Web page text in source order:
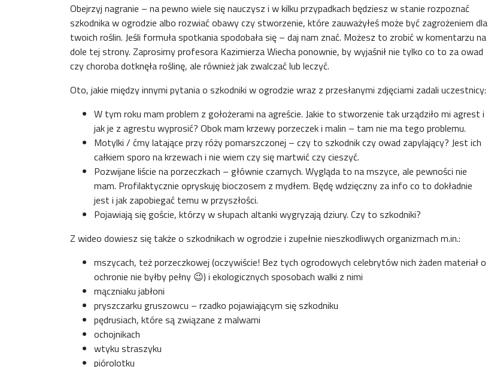
Obejrzyj nagranie – na pewno wiele się nauczysz i w kilku przypadkach będziesz w stanie rozpoznać
szkodnika w ogrodzie albo rozwiać obawy czy stworzenie, które zauważyłeś może być zagrożeniem dla
twoich roślin. Jeśli formuła spotkania spodobała się – daj nam znać. Możesz to zrobić w komentarzu na
dole tej strony. Zaprosimy profesora Kazimierza Wiecha ponownie, by wyjaśnił nie tylko co to za owad
czy choroba dotknęła roślinę, ale również jak zwalczać lub leczyć.
Oto, jakie między innymi pytania o szkodniki w ogrodzie wraz z przesłanymi zdjęciami zadali uczestnicy:
W tym roku mam problem z gołożerami na agreście. Jakie to stworzenie tak urządziło mi agrest i
jak je z agrestu wyprosić? Obok mam krzewy porzeczek i malin – tam nie ma tego problemu.
Motylki / ćmy latające przy róży pomarszczonej – czy to szkodnik czy owad zapylający? Jest ich
całkiem sporo na krzewach i nie wiem czy się martwić czy cieszyć.
Pozwijane liście na porzeczkach – głównie czarnych. Wygląda to na mszyce, ale pewności nie
mam. Profilaktycznie opryskuję bioczosem z mydłem. Będę wdzięczny za info co to dokładnie
jest i jak zapobiegać temu w przyszłości.
Pojawiają się goście, którzy w słupach altanki wygryzają dziury. Czy to szkodniki?
Z wideo dowiesz się także o szkodnikach w ogrodzie i zupełnie nieszkodliwych organizmach m.in.:
mszycach, też porzeczkowej (oczywiście! Bez tych ogrodowych celebrytów nich żaden materiał o
ochronie nie byłby pełny 😉) i ekologicznych sposobach walki z nimi
mączniaku jabłoni
pryszczarku gruszowcu – rzadko pojawiającym się szkodniku
pędrusiach, które są związane z malwami
ochojnikach
wtyku straszyku
piórolotku